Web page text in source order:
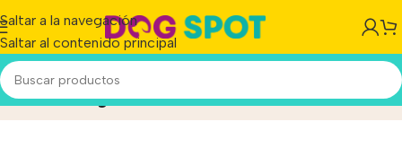
Saltar a la navegación
Saltar al contenido principal
Holliday-ScottInicio/Producto